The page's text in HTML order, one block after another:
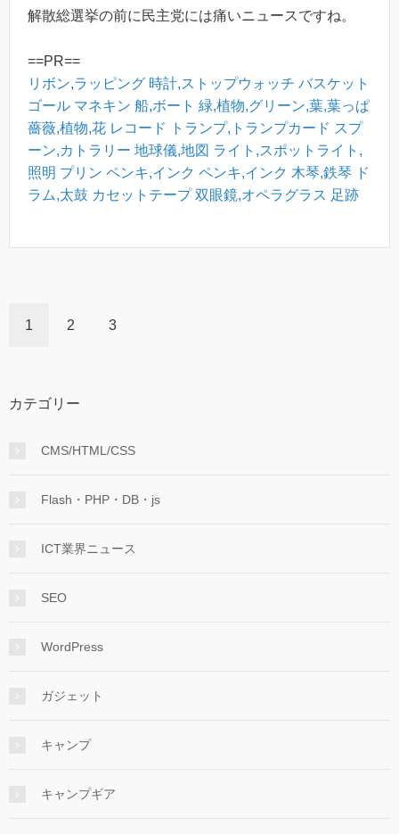
解散総選挙の前に民主党には痛いニュースですね。
==PR==
リボン,ラッピング 時計,ストップウォッチ バスケット
ゴール マネキン 船,ボート 緑,植物,グリーン,葉,葉っぱ
薔薇,植物,花 レコード トランプ,トランプカード スプ
ーン,カトラリー 地球儀,地図 ライト,スポットライト,
照明 プリン ペンキ,インク ペンキ,インク 木琴,鉄琴 ド
ラム,太鼓 カセットテープ 双眼鏡,オペラグラス 足跡
1 2 3
カテゴリー
CMS/HTML/CSS
Flash・PHP・DB・js
ICT業界ニュース
SEO
WordPress
ガジェット
キャンプ
キャンプギア